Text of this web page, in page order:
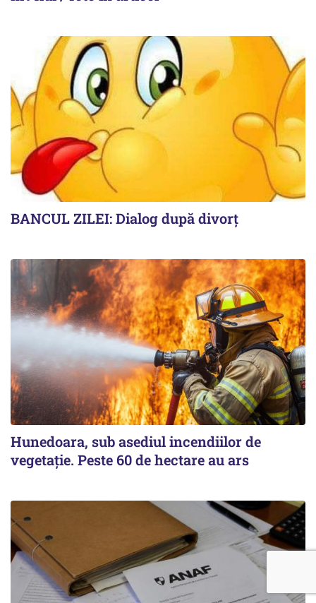
BANCUL ZILEI: Dialog după divorț
Hunedoara, sub asediul incendiilor de
vegetație. Peste 60 de hectare au ars